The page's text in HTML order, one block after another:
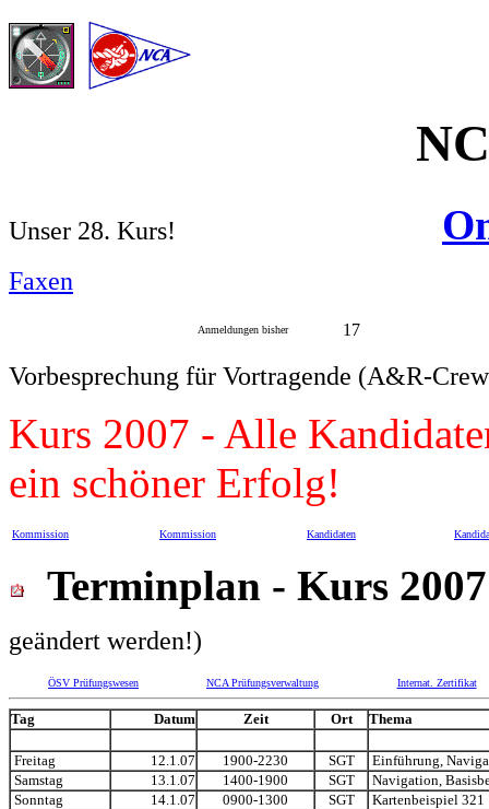
Unser 28. Kurs!
Faxen
Anmeldungen bisher 17
Vorbesprechung für Vortragende (A&R-
Kurs 2007 - Alle
ein schöner Erfolg!
Kommission Kommission Kandidaten
Terminplan - Kurs
geändert werden!)
ÖSV Prüfungswesen NCA Prüfungsverwaltung Internat. Zertifikat
Tag Datum Zeit Ort Thema
Freitag 12.1.07 1900-2230 SGT
Einführung,
Samstag
13.1.07 1400-1900 SGT
Navigation,
Sonntag
14.1.07 0900-1300 SGT
Kartenbeispiel 321